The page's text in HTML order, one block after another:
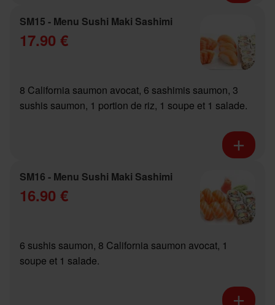
SM15 - Menu Sushi Maki Sashimi
17.90 €
8 California saumon avocat, 6 sashimis saumon, 3
sushis saumon, 1 portion de riz, 1 soupe et 1 salade.
SM16 - Menu Sushi Maki Sashimi
16.90 €
6 sushis saumon, 8 California saumon avocat, 1
soupe et 1 salade.